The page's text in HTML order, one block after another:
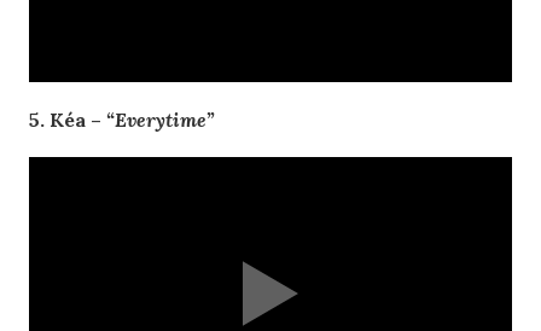
5. Kéa – “Everytime”